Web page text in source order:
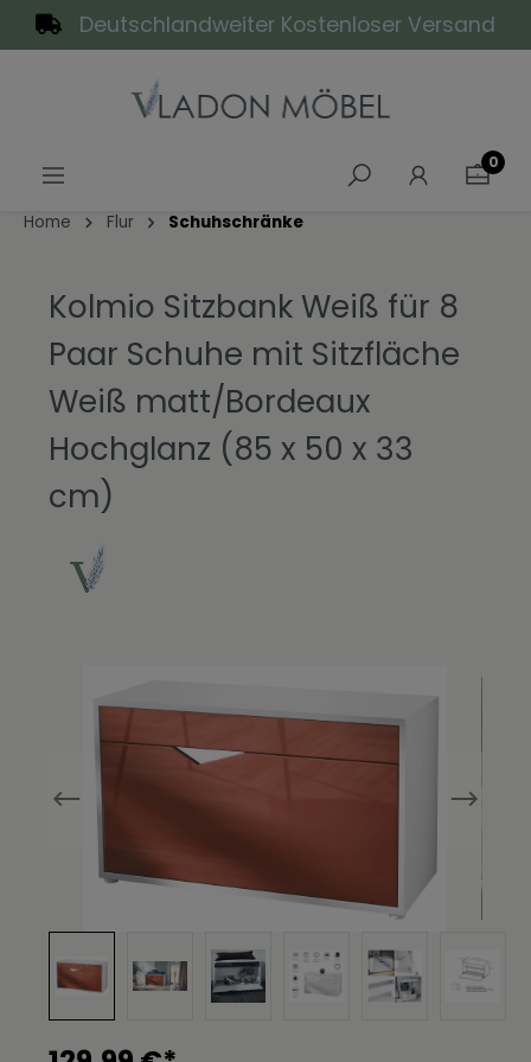
springenDeutschlandweiter Kostenloser Versand
0
Home Flur Schuhschränke
Kolmio Sitzbank Weiß für 8
Paar Schuhe mit Sitzfläche
Weiß matt/Bordeaux
Hochglanz (85 x 50 x 33
cm)